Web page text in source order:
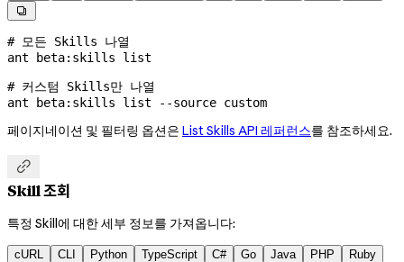

# 모든 Skills 나열
ant beta:skills list
# 커스텀 Skills만 나열
ant beta:skills list --source custom
페이지네이션 및 필터링 옵션은 List Skills API 레퍼런스를 참조하세요.

Skill 조회
특정 Skill에 대한 세부 정보를 가져옵니다:
cURL CLI Python TypeScript C# Go Java PHP Ruby